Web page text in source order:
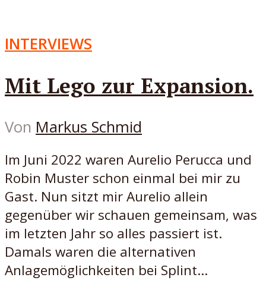
INTERVIEWS
Mit Lego zur Expansion.
Von Markus Schmid
Im Juni 2022 waren Aurelio Perucca und
Robin Muster schon einmal bei mir zu
Gast. Nun sitzt mir Aurelio allein
gegenüber wir schauen gemeinsam, was
im letzten Jahr so alles passiert ist.
Damals waren die alternativen
Anlagemöglichkeiten bei Splint...